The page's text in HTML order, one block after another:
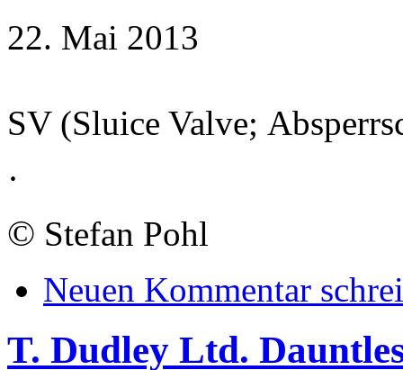
22. Mai 2013
SV (Sluice Valve;
·
© Stefan Pohl
Neuen Kommentar
T. Dudley Ltd.